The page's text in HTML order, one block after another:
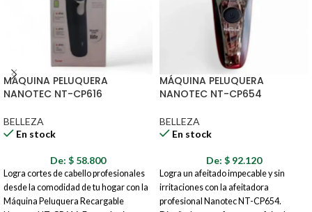
MÁQUINA PELUQUERA
NANOTEC NT-CP616
BELLEZA
En stock
De: $ 58.800
Logra cortes de cabello profesionales
desde la comodidad de tu hogar con la
Máquina Peluquera Recargable
MÁQUINA PELUQUERA
NANOTEC NT-CP654
BELLEZA
En stock
De: $ 92.120
Logra un afeitado impecable y sin
irritaciones con la afeitadora
profesional Nanotec NT-CP654.